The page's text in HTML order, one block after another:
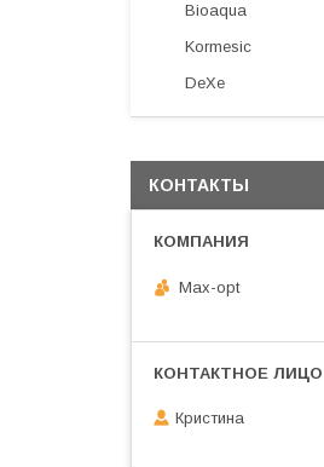
Bioaqua
Kormesic
DeXe
КОНТАКТЫ
Max-opt
Кристина